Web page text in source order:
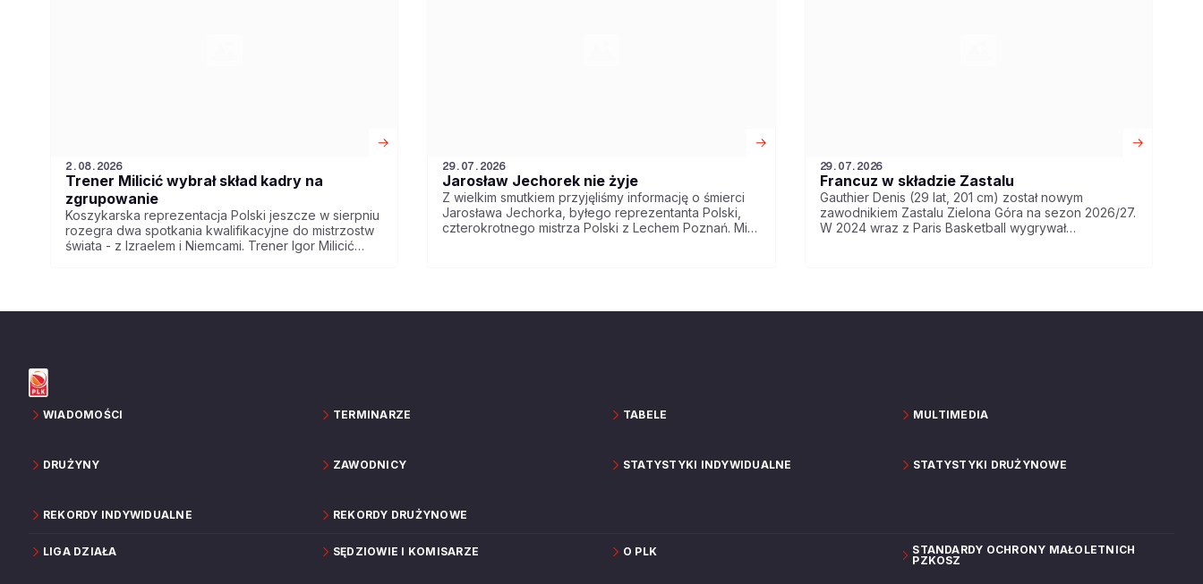
2.08.2026
Trener Milicić wybrał skład kadry na
zgrupowanie
Koszykarska reprezentacja Polski jeszcze w sierpniu
rozegra dwa spotkania kwalifikacyjne do mistrzostw
świata - z Izraelem i Niemcami. Trener Igor Milicić
29.07.2026
Jarosław Jechorek nie żyje
Z wielkim smutkiem przyjęliśmy informację o śmierci
Jarosława Jechorka, byłego reprezentanta Polski,
czterokrotnego mistrza Polski z Lechem Poznań. Miał
29.07.2026
Francuz w składzie Zastalu
Gauthier Denis (29 lat, 201 cm) został nowym
zawodnikiem Zastalu Zielona Góra na sezon 2026/27.
W 2024 wraz z Paris Basketball wygrywał
WIADOMOŚCI TERMINARZE TABELE MULTIMEDIA
DRUŻYNY ZAWODNICY STATYSTYKI INDYWIDUALNE STATYSTYKI DRUŻYNOWE
REKORDY INDYWIDUALNE REKORDY DRUŻYNOWE
LIGA DZIAŁA SĘDZIOWIE I KOMISARZE O PLK
STANDARDY OCHRONY MAŁOLETNICH
PZKOSZ